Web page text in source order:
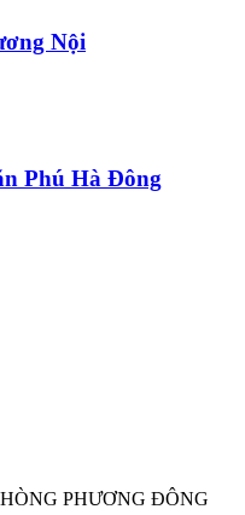
Nội
Phú Hà Đông
PHƯƠNG ĐÔNG